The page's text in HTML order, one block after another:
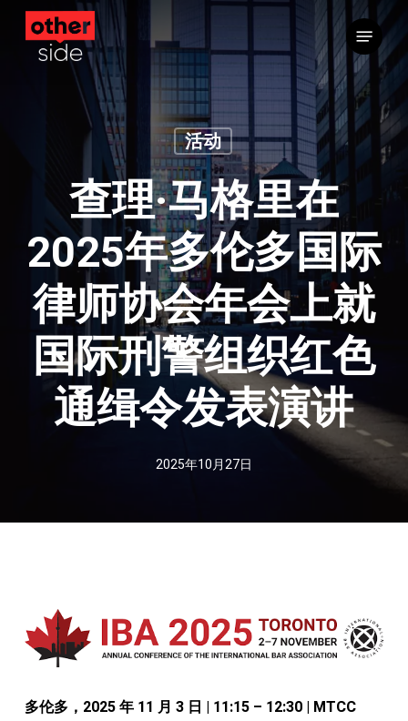
菜单
活动
查理·马格里在
2025年多伦多国际
律师协会年会上就
国际刑警组织红色
通缉令发表演讲
2025年10月27日
多伦多，2025 年 11 月 3 日 | 11:15 – 12:30 | MTCC